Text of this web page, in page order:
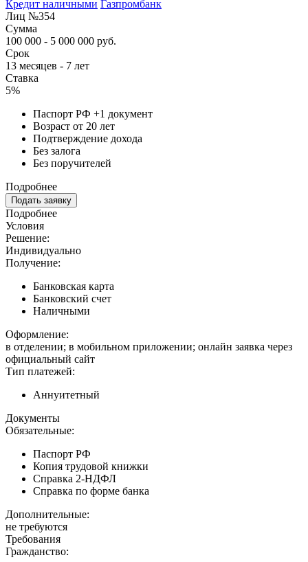
Кредит наличными Газпромбанк
Лиц №354
Сумма
100 000 - 5 000 000 руб.
Срок
13 месяцев - 7 лет
Ставка
5%
Паспорт РФ +1 документ
Возраст от 20 лет
Подтверждение дохода
Без залога
Без поручителей
Подробнее
Подать заявку
Подробнее
Условия
Решение:
Индивидуально
Получение:
Банковская карта
Банковский счет
Наличными
Оформление:
в отделении; в мобильном приложении; онлайн заявка через
официальный сайт
Тип платежей:
Аннуитетный
Документы
Обязательные:
Паспорт РФ
Копия трудовой книжки
Справка 2-НДФЛ
Справка по форме банка
Дополнительные:
не требуются
Требования
Гражданство: